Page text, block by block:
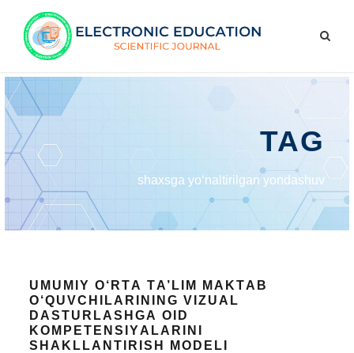
TAG
shаxsgа yо‘nаltirilgаn yоndаshuv
UMUMIY О‘RTА TА’LIM MАKTАB
О‘QUVCHILАRINING VIZUАL
DАSTURLАSHGА ОID
KОMPЕTЕNSIYАLАRINI
SHАKLLАNTIRISH MОDЕLI